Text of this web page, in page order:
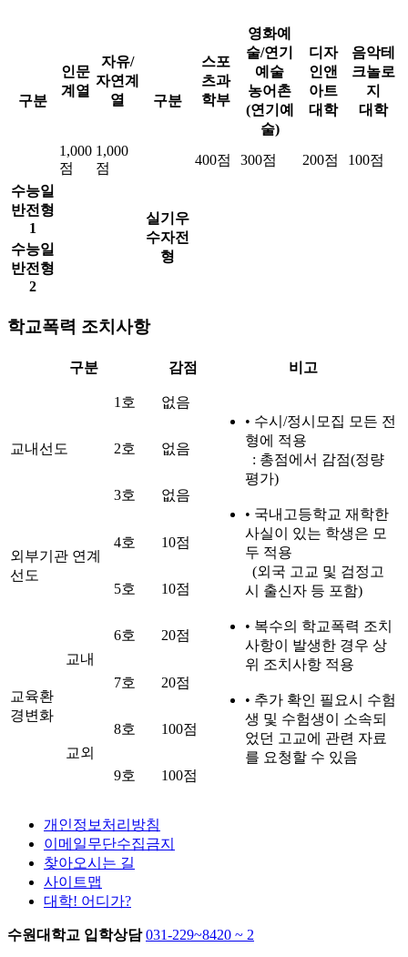
구분
인문
계열
자유/
자연계
열
구분
스포
츠과
학부
영화예
술/연기
예술
농어촌
(연기예
술)
디자
인앤
아트
대학
음악테
크놀로
지
대학
1,000
점
1,000
점
400점 300점 200점
100점
수능일
반전형
1
실기우
수자전
형
수능일
반전형
2
학교폭력 조치사항
구분 감점 비고
교내선도
1호
없음
• 수시/정시모집 모든 전
형에 적용
: 총점에서 감점(정량
평가)
• 국내고등학교 재학한
사실이 있는 학생은 모
두 적용
(외국 고교 및 검정고
시 출신자 등 포함)
• 복수의 학교폭력 조치
사항이 발생한 경우 상
위 조치사항 적용
• 추가 확인 필요시 수험
생 및 수험생이 소속되
었던 고교에 관련 자료
를 요청할 수 있음
2호 없음
3호 없음
외부기관 연계
선도
4호 10점
5호 10점
교육환
경변화
교내
6호 20점
7호 20점
교외
8호 100점
9호 100점
개인정보처리방침
이메일무단수집금지
찾아오시는 길
사이트맵
대학! 어디가?
수원대학교 입학상담 031-229~8420 ~ 2